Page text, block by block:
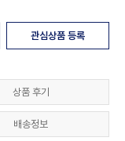
관심상품 등록
상품 후기
배송정보